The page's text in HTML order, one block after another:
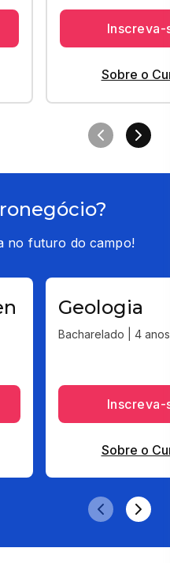
Inscreva-
Sobre o
no futuro do campo!
Geologia
Bacharelado | 4 anos
Inscreva-
Sobre o